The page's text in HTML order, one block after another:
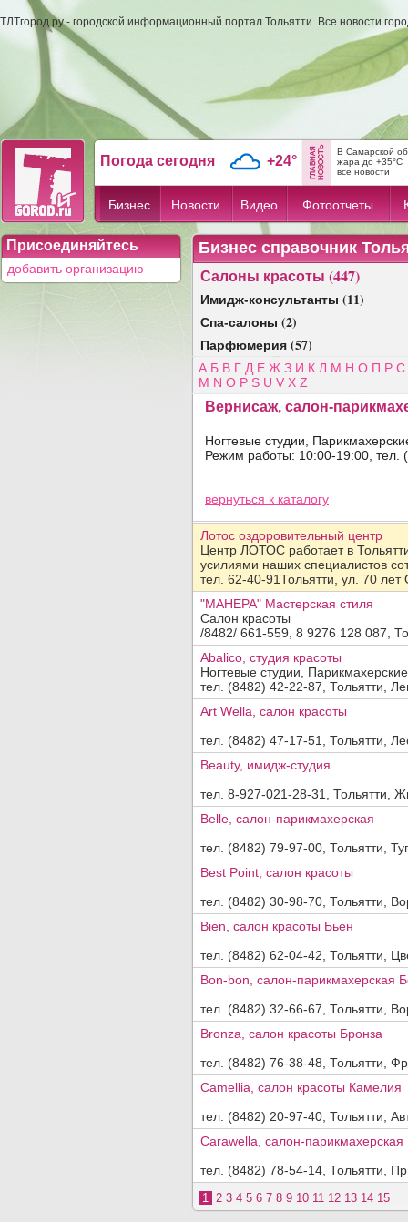
ТЛТгород.ру - городской информационный портал Тольятти. Все новости
Погода сегодня +24°
В Самарской
жара до +35°C
все новости
Бизнес Новости Видео Фотоотчеты
Вид деятельности, продукция, услуги:
(введите пожалуйста число
)
размещения обращайтесь в отдел
Присоединяйтесь
добавить организацию
Бизнес справочник
Салоны красоты (447)
Имидж-консультанты (11)
Спа-салоны (2)
Парфюмерия (57)
А Б В Г Д Е Ж З И К Л М Н О П Р С
M N O P S U V X Z
Вернисаж, салон-
Ногтевые студии,
Режим работы: 10:00-19:00, тел.
вернуться к каталогу
Лотос оздоровительный центр
Центр ЛОТОС работает в
усилиями наших специалистов
тел. 62-40-91Тольятти, ул. 70 лет
"МАНЕРА" Мастерская стиля
Салон красоты
/8482/ 661-559, 8 9276 128 087,
Abalico, студия красоты
Ногтевые студии,
тел. (8482) 42-22-87, Тольятти,
Art Wella, салон красоты
тел. (8482) 47-17-51, Тольятти,
Beauty, имидж-студия
тел. 8-927-021-28-31, Тольятти,
Belle, салон-парикмахерская
тел. (8482) 79-97-00, Тольятти,
Best Point, салон красоты
тел. (8482) 30-98-70, Тольятти,
Bien, салон красоты Бьен
тел. (8482) 62-04-42, Тольятти,
Bon-bon, салон-парикмахерская
тел. (8482) 32-66-67, Тольятти,
Bronza, салон красоты Бронза
тел. (8482) 76-38-48, Тольятти,
Camellia, салон красоты Камелия
тел. (8482) 20-97-40, Тольятти,
Carawella, салон-парикмахерская
тел. (8482) 78-54-14, Тольятти,
1 2 3 4 5 6 7 8 9 10 11 12 13 14 15